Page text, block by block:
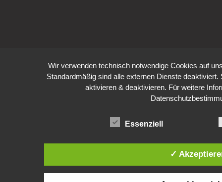
Wir verwenden technisch notwendige Cookies auf
Standardmäßig sind alle externen Dienste
aktivieren & deaktivieren. Für weitere
Essenziell
✓